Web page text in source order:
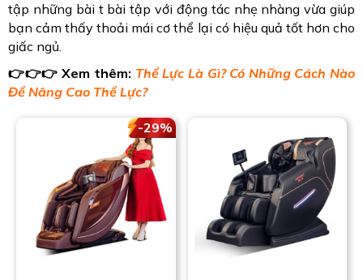
tập những bài t bài tập với động tác nhẹ nhàng vừa giúp
bạn cảm thấy thoải mái cơ thể lại có hiệu quả tốt hơn cho
giấc ngủ.
👉👉👉Xem thêm: Thể Lực Là Gì? Có Những Cách Nào
Để Nâng Cao Thể Lực?
-29%